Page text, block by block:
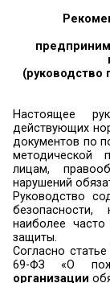
по
Главная»
подготовки
соблюдению